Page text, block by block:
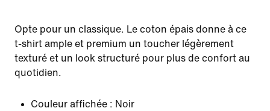
Opte pour un classique. Le coton épais donne à ce
t-shirt ample et premium un toucher légèrement
texturé et un look structuré pour plus de confort au
quotidien.
Couleur affichée : Noir